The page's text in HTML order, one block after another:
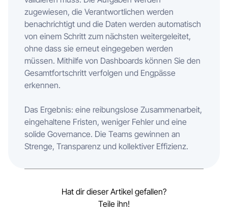
zugewiesen, die Verantwortlichen werden
benachrichtigt und die Daten werden automatisch
von einem Schritt zum nächsten weitergeleitet,
ohne dass sie erneut eingegeben werden
müssen. Mithilfe von Dashboards können Sie den
Gesamtfortschritt verfolgen und Engpässe
erkennen.
Das Ergebnis: eine reibungslose Zusammenarbeit,
eingehaltene Fristen, weniger Fehler und eine
solide Governance. Die Teams gewinnen an
Strenge, Transparenz und kollektiver Effizienz.
Hat dir dieser Artikel gefallen?
Teile ihn!